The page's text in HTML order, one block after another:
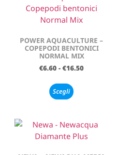
POWER AQUACULTURE –
COPEPODI BENTONICI
NORMAL MIX
€6.60 - €16.50
Scegli